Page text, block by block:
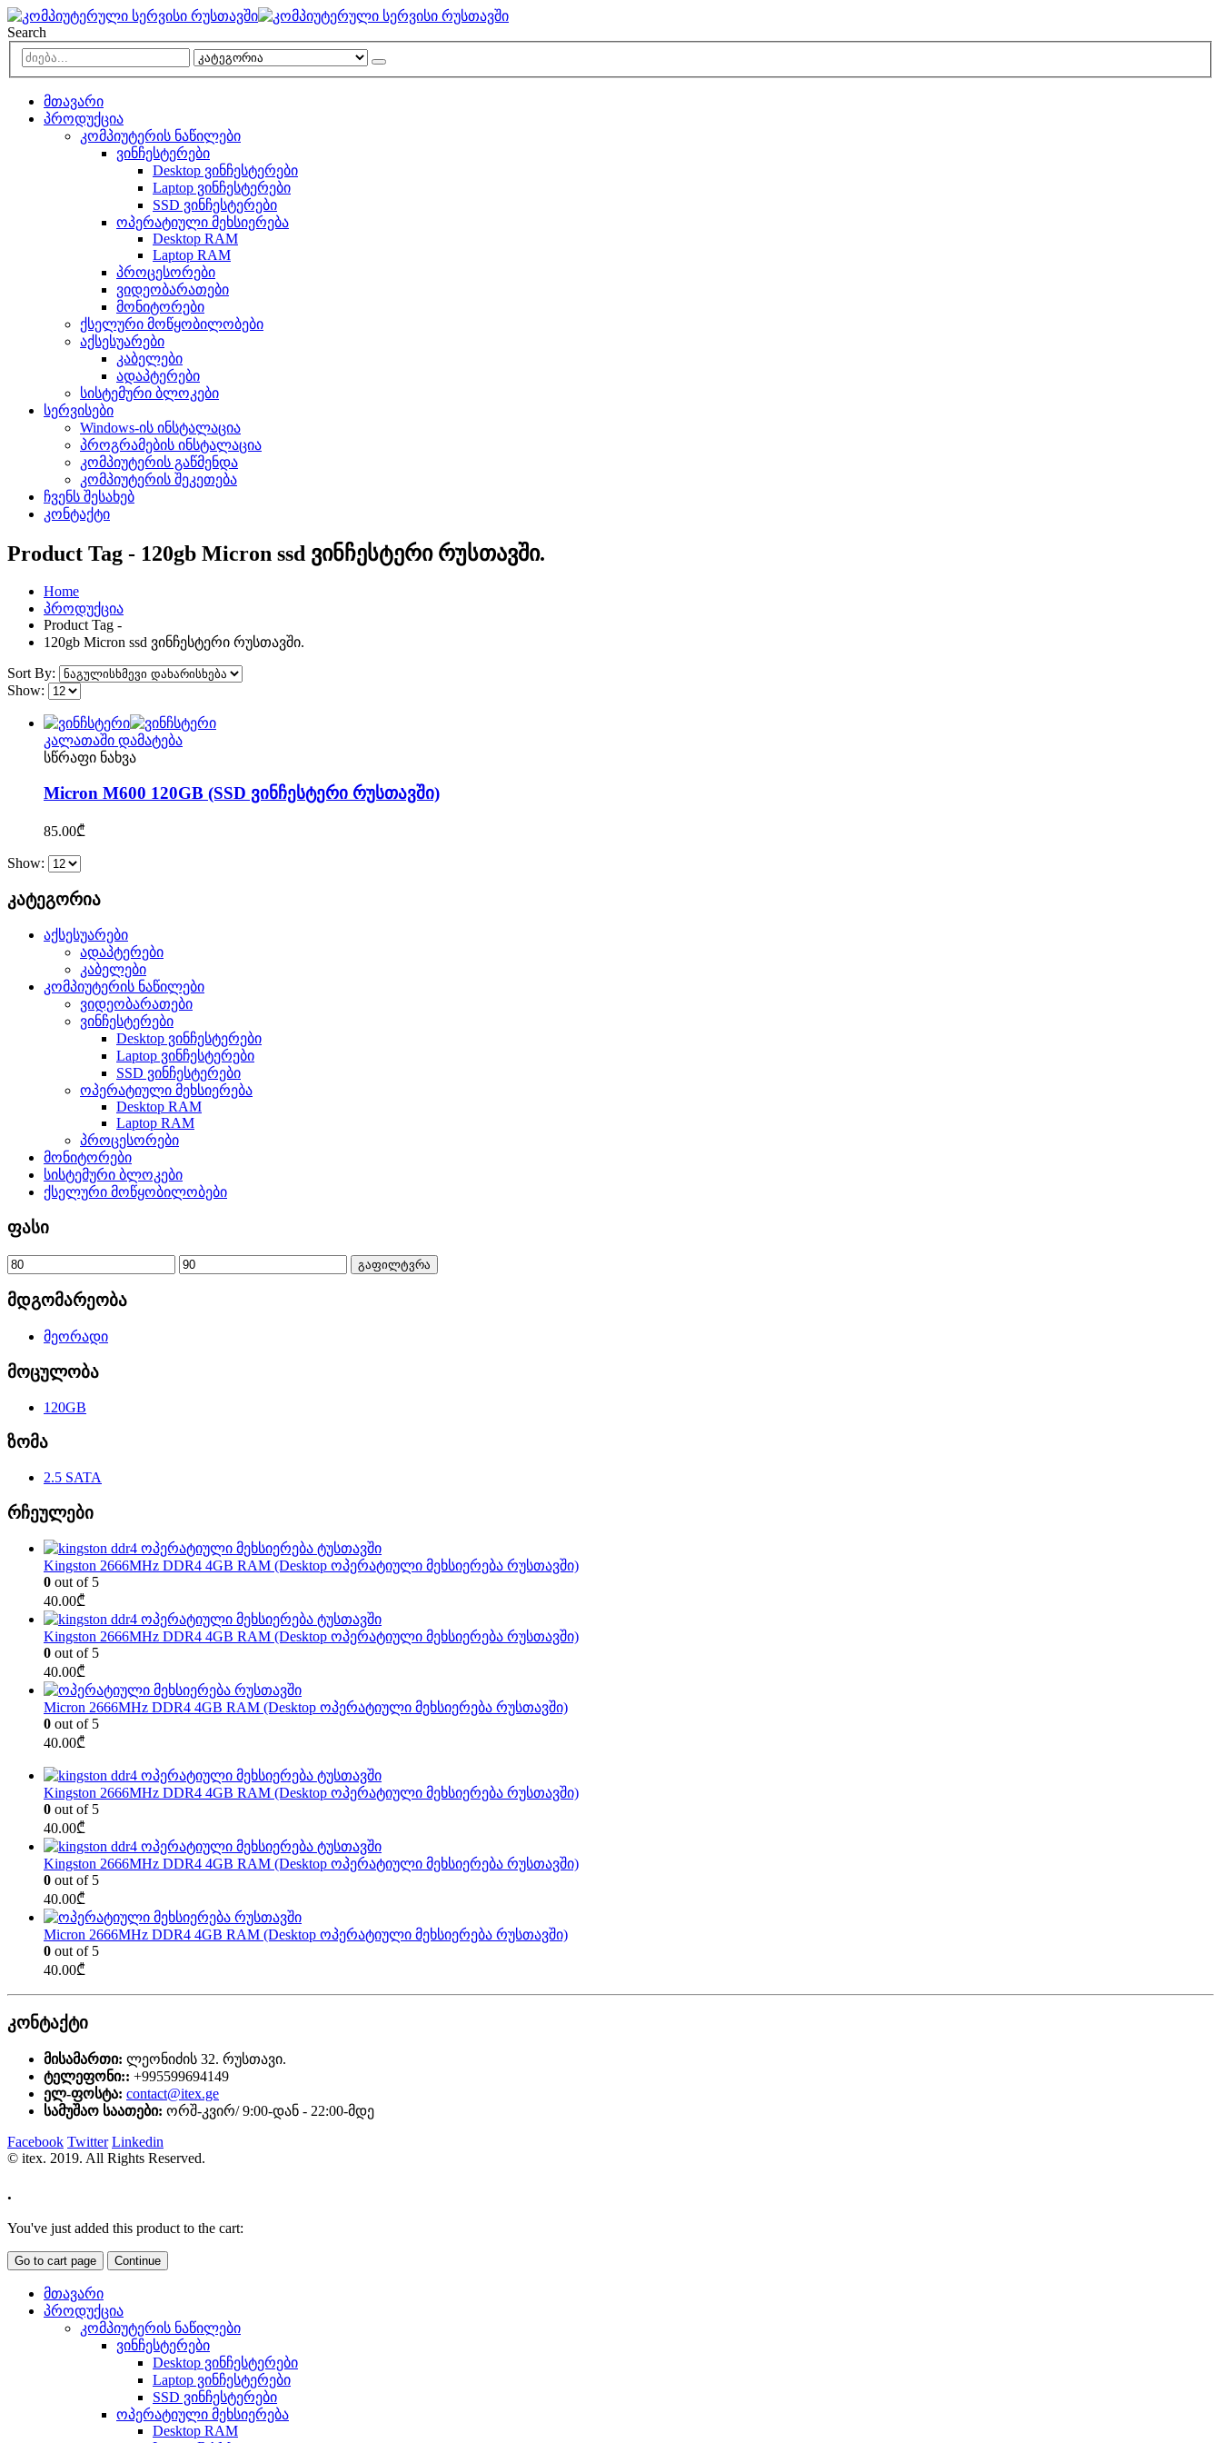
Search
მთავარი
პროდუქცია
კომპიუტერის ნაწილები
ვინჩესტერები
Desktop ვინჩესტერები
Laptop ვინჩესტერები
SSD ვინჩესტერები
ოპერატიული მეხსიერება
Desktop RAM
Laptop RAM
პროცესორები
ვიდეობარათები
მონიტორები
ქსელური მოწყობილობები
აქსესუარები
კაბელები
ადაპტერები
სისტემური ბლოკები
სერვისები
Windows-ის ინსტალაცია
პროგრამების ინსტალაცია
კომპიუტერის გაწმენდა
კომპიუტერის შეკეთება
ჩვენს შესახებ
კონტაქტი
Product Tag - 120gb Micron ssd ვინჩესტერი რუსთავში.
Home
პროდუქცია
Product Tag -
120gb Micron ssd ვინჩესტერი რუსთავში.
Sort By:
Show:
კალათაში დამატება
სწრაფი ნახვა
Micron M600 120GB (SSD ვინჩესტერი რუსთავში)
85.00₾
Show:
კატეგორია
აქსესუარები
ადაპტერები
კაბელები
კომპიუტერის ნაწილები
ვიდეობარათები
ვინჩესტერები
Desktop ვინჩესტერები
Laptop ვინჩესტერები
SSD ვინჩესტერები
ოპერატიული მეხსიერება
Desktop RAM
Laptop RAM
პროცესორები
მონიტორები
სისტემური ბლოკები
ქსელური მოწყობილობები
ფასი
გაფილტვრა
მდგომარეობა
მეორადი
მოცულობა
120GB
ზომა
2.5 SATA
რჩეულები
Kingston 2666MHz DDR4 4GB RAM (Desktop ოპერატიული მეხსიერება რუსთავში)
0 out of 5
40.00₾
Kingston 2666MHz DDR4 4GB RAM (Desktop ოპერატიული მეხსიერება რუსთავში)
0 out of 5
40.00₾
Micron 2666MHz DDR4 4GB RAM (Desktop ოპერატიული მეხსიერება რუსთავში)
0 out of 5
40.00₾
Kingston 2666MHz DDR4 4GB RAM (Desktop ოპერატიული მეხსიერება რუსთავში)
0 out of 5
40.00₾
Kingston 2666MHz DDR4 4GB RAM (Desktop ოპერატიული მეხსიერება რუსთავში)
0 out of 5
40.00₾
Micron 2666MHz DDR4 4GB RAM (Desktop ოპერატიული მეხსიერება რუსთავში)
0 out of 5
40.00₾
კონტაქტი
მისამართი: ლეონიძის 32. რუსთავი.
ტელეფონი:: +995599694149
ელ-ფოსტა: contact@itex.ge
სამუშაო საათები: ორშ-კვირ/ 9:00-დან - 22:00-მდე
Facebook Twitter Linkedin
© itex. 2019. All Rights Reserved.
.
You've just added this product to the cart:
Go to cart page Continue
მთავარი
პროდუქცია
კომპიუტერის ნაწილები
ვინჩესტერები
Desktop ვინჩესტერები
Laptop ვინჩესტერები
SSD ვინჩესტერები
ოპერატიული მეხსიერება
Desktop RAM